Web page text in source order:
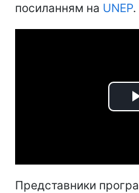
посиланням на UNEP.
Представники